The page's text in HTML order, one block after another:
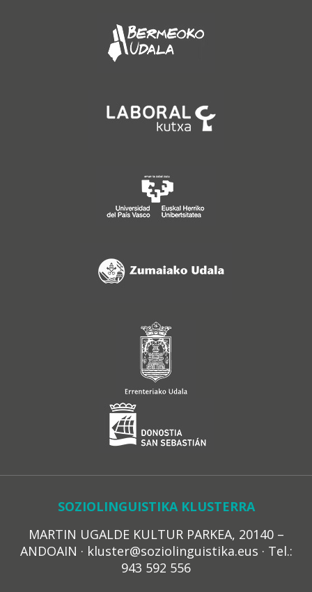
SOZIOLINGUISTIKA KLUSTERRA
MARTIN UGALDE KULTUR PARKEA, 20140 –
ANDOAIN · kluster@soziolinguistika.eus · Tel.:
943 592 556